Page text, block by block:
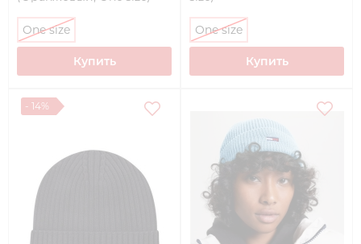
One size
Купить
One size
Купить
- 14%